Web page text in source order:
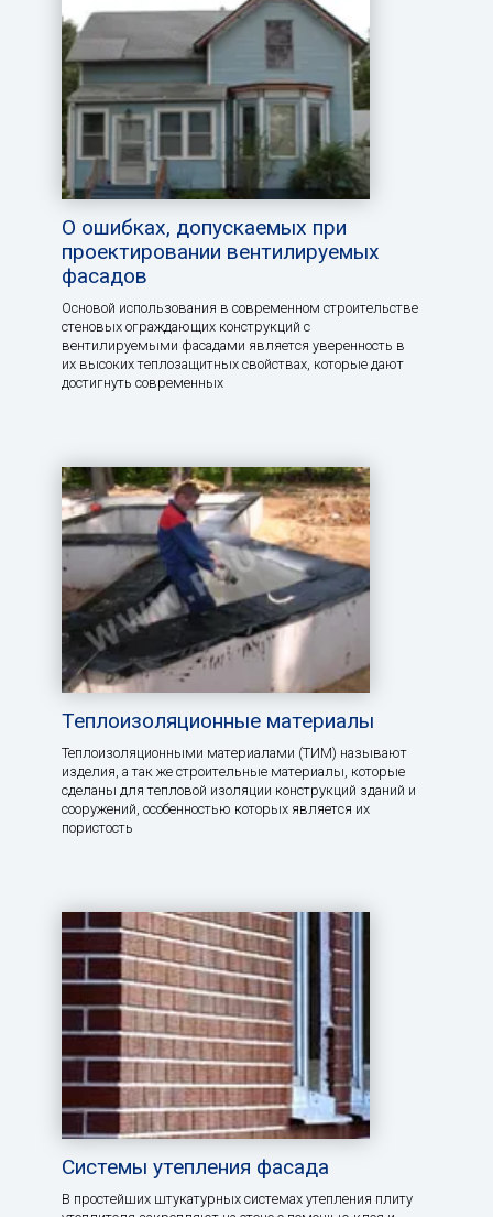
О ошибках, допускаемых при
проектировании вентилируемых
фасадов
Основой использования в современном строительстве
стеновых ограждающих конструкций с
вентилируемыми фасадами является уверенность в
их высоких теплозащитных свойствах, которые дают
достигнуть современных
Теплоизоляционные материалы
Теплоизоляционными материалами (ТИМ) называют
изделия, а так же строительные материалы, которые
сделаны для тепловой изоляции конструкций зданий и
сооружений, особенностью которых является их
пористость
Системы утепления фасада
В простейших штукатурных системах утепления плиту